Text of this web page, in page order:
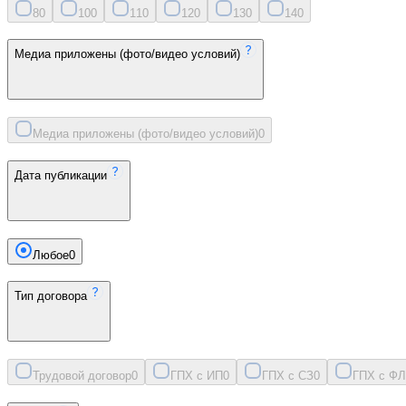
80 100 11 0 120 130 140
Медиа приложены (фото/видео условий)
Медиа приложены (фото/видео условий)0
Дата публикации
Любое0
Тип договора
Трудовой договор0 ГПХ с ИП0 ГПХ с СЗ0 ГПХ с ФЛ